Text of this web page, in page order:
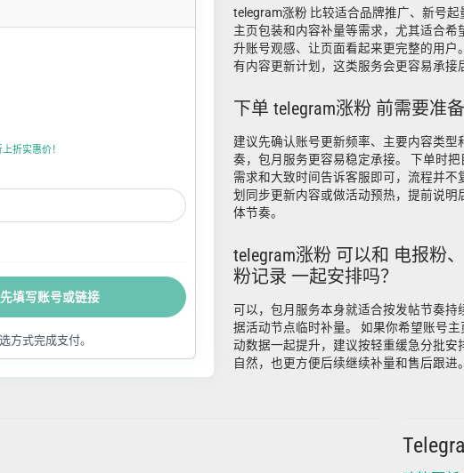
折实惠价！
填写账号或链接
方式完成支付。
telegram涨粉 比较适合品牌推广、新号起
主页包装和内容补量等需求，尤其适合希
升账号观感、让页面看起来更完整的用户
有内容更新计划，这类服务会更容易承接
下单 telegram涨粉 前需要准备
建议先确认账号更新频率、主要内容类型
奏，包月服务更容易稳定承接。 下单时
需求和大致时间告诉客服即可，流程并不
划同步更新内容或做活动预热，提前说明
体节奏。
telegram涨粉 可以和 电报粉
粉记录 一起安排吗？
可以，包月服务本身就适合按发帖节奏持
据活动节点临时补量。 如果你希望账号
动数据一起提升，建议按轻重缓急分批安
自然，也更方便后续继续补量和售后跟进。